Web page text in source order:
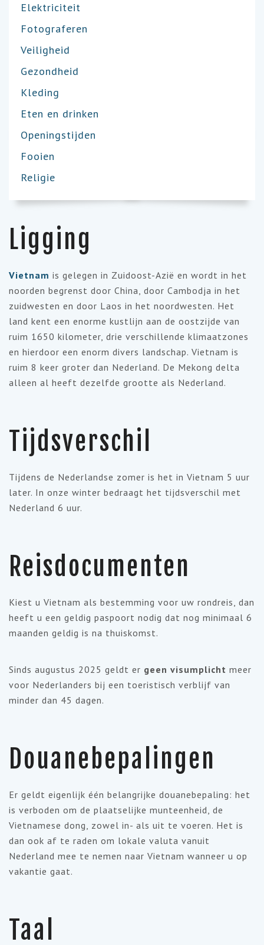
Elektriciteit
Fotograferen
Veiligheid
Gezondheid
Kleding
Eten en drinken
Openingstijden
Fooien
Religie
Ligging
Vietnam is gelegen in Zuidoost-Azië en wordt in het
noorden begrenst door China, door Cambodja in het
zuidwesten en door Laos in het noordwesten. Het
land kent een enorme kustlijn aan de oostzijde van
ruim 1650 kilometer, drie verschillende klimaatzones
en hierdoor een enorm divers landschap. Vietnam is
ruim 8 keer groter dan Nederland. De Mekong delta
alleen al heeft dezelfde grootte als Nederland.
Tijdsverschil
Tijdens de Nederlandse zomer is het in Vietnam 5 uur
later. In onze winter bedraagt het tijdsverschil met
Nederland 6 uur.
Reisdocumenten
Kiest u Vietnam als bestemming voor uw rondreis, dan
heeft u een geldig paspoort nodig dat nog minimaal 6
maanden geldig is na thuiskomst.
Sinds augustus 2025 geldt er geen visumplicht meer
voor Nederlanders bij een toeristisch verblijf van
minder dan 45 dagen.
Douanebepalingen
Er geldt eigenlijk één belangrijke douanebepaling: het
is verboden om de plaatselijke munteenheid, de
Vietnamese dong, zowel in- als uit te voeren. Het is
dan ook af te raden om lokale valuta vanuit
Nederland mee te nemen naar Vietnam wanneer u op
vakantie gaat.
Taal